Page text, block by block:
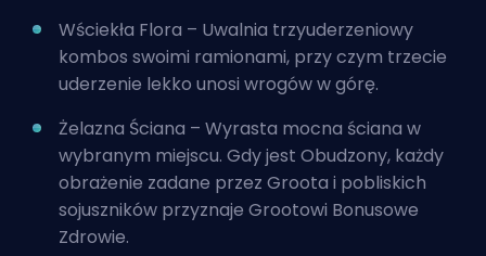
Wściekła Flora – Uwalnia trzyuderzeniowy
kombos swoimi ramionami, przy czym trzecie
uderzenie lekko unosi wrogów w górę.
Żelazna Ściana – Wyrasta mocna ściana w
wybranym miejscu. Gdy jest Obudzony, każdy
obrażenie zadane przez Groota i pobliskich
sojuszników przyznaje Grootowi Bonusowe
Zdrowie.